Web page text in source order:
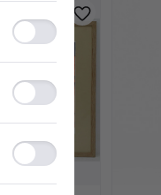
Functionality
storage
Statistics
storage
Ad
storage